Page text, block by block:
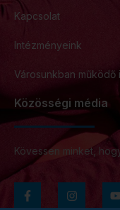
Kapcsolat
Intézményeink
Városunkban működő
Közösségi média
Kövessen minket,